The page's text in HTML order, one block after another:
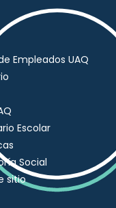
Empleados UAQ
Escolar
Social
sitio